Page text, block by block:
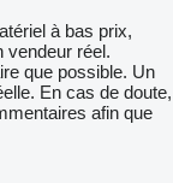
à bas prix,
vendeur réel.
que possible. Un
En cas de doute,
afin que